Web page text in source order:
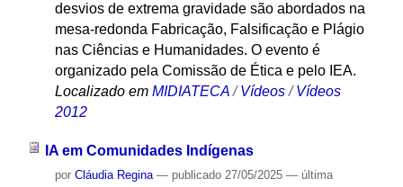
desvios de extrema gravidade são abordados na
mesa-redonda Fabricação, Falsificação e Plágio
nas Ciências e Humanidades. O evento é
organizado pela Comissão de Ética e pelo IEA.
Localizado em MIDIATECA /Vídeos /Vídeos
2012
IA em Comunidades Indígenas
por Cláudia Regina — publicado27/05/2025 — última